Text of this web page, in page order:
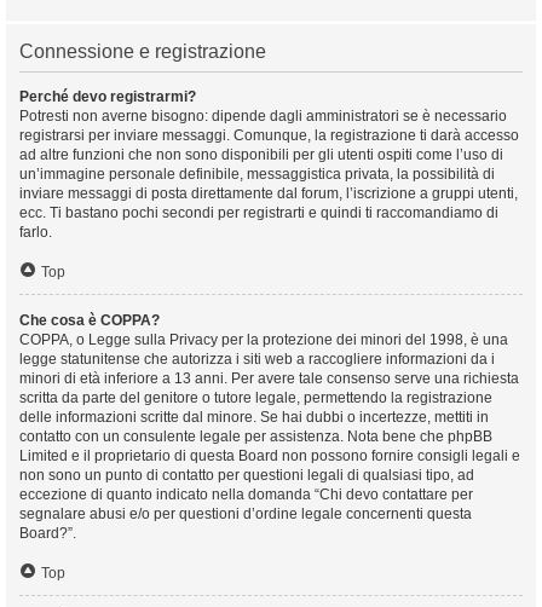
Connessione e registrazione
Perché devo registrarmi?
Potresti non averne bisogno: dipende dagli amministratori se è necessario
registrarsi per inviare messaggi. Comunque, la registrazione ti darà accesso
ad altre funzioni che non sono disponibili per gli utenti ospiti come l’uso di
un’immagine personale definibile, messaggistica privata, la possibilità di
inviare messaggi di posta direttamente dal forum, l’iscrizione a gruppi utenti,
ecc. Ti bastano pochi secondi per registrarti e quindi ti raccomandiamo di
farlo.
Top
Che cosa è COPPA?
COPPA, o Legge sulla Privacy per la protezione dei minori del 1998, è una
legge statunitense che autorizza i siti web a raccogliere informazioni da i
minori di età inferiore a 13 anni. Per avere tale consenso serve una richiesta
scritta da parte del genitore o tutore legale, permettendo la registrazione
delle informazioni scritte dal minore. Se hai dubbi o incertezze, mettiti in
contatto con un consulente legale per assistenza. Nota bene che phpBB
Limited e il proprietario di questa Board non possono fornire consigli legali e
non sono un punto di contatto per questioni legali di qualsiasi tipo, ad
eccezione di quanto indicato nella domanda “Chi devo contattare per
segnalare abusi e/o per questioni d’ordine legale concernenti questa
Board?”.
Top